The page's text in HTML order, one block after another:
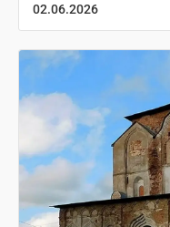
02.06.2026